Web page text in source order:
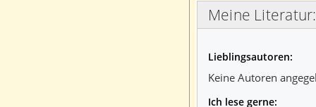
Meine Literatur:
Lieblingsautoren:
Keine Autoren
Ich lese gerne: